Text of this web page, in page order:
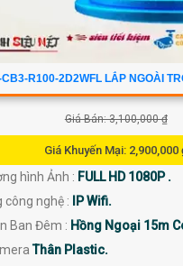
R100-2D2WFL LẮP NGOÀI
Giá Bán: 3,100,000 ₫
Giá Khuyến Mại: 2,900,000
hình Ảnh : FULL HD 1080P .
nghệ :
IP Wifi.
Ban Đêm : Hồng Ngoại 15m
Thân Plastic.